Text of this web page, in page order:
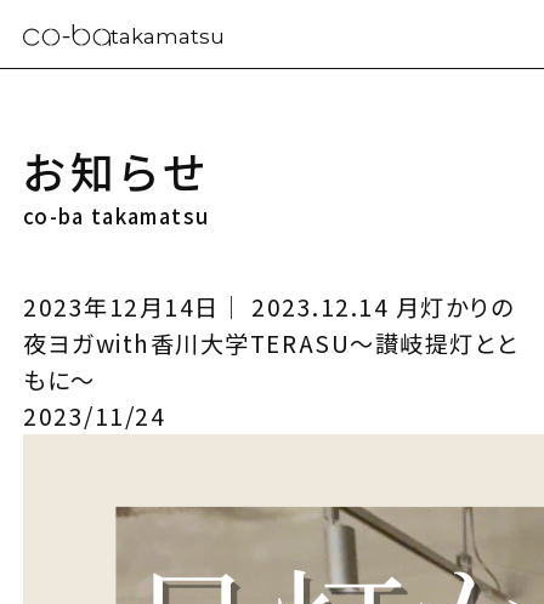
takamatsu
お知らせ
co-ba takamatsu
2023年12月14日｜ 2023.12.14 月灯かりの
夜ヨガwith香川大学TERASU～讃岐提灯とと
もに～
2023/11/24